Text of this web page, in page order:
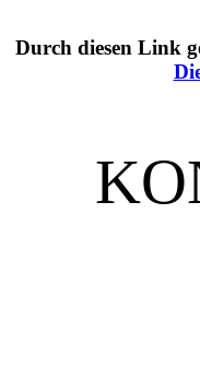
Durch diesen Link